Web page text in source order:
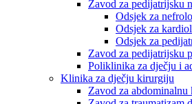
Zavod za pedijatrijsku
Odsjek za
Odsjek za
Odsjek za
Zavod za pedijatrijsku
Poliklinika za dječju i
Klinika za dječju kirurgiju
Zavod za